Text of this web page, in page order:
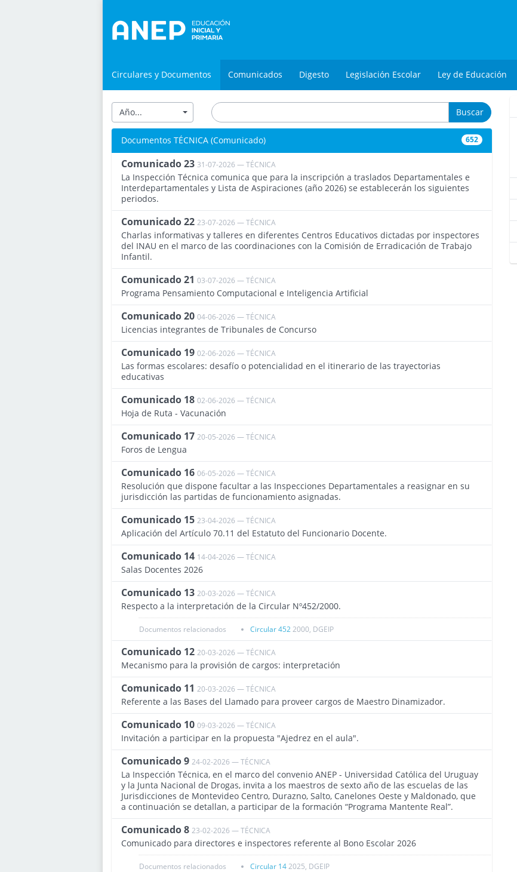
Circulares y Documentos Comunicados Digesto Legislación Escolar Ley de Educación
Año... Buscar
Documentos TÉCNICA (Comunicado) 652
Comunicado 23 31-07-2026 — TÉCNICA
La Inspección Técnica comunica que para la inscripción a traslados Departamentales e
Interdepartamentales y Lista de Aspiraciones (año 2026) se establecerán los siguientes
periodos.
Comunicado 22 23-07-2026 — TÉCNICA
Charlas informativas y talleres en diferentes Centros Educativos dictadas por inspectores
del INAU en el marco de las coordinaciones con la Comisión de Erradicación de Trabajo
Infantil.
Comunicado 21 03-07-2026 — TÉCNICA
Programa Pensamiento Computacional e Inteligencia Artificial
Comunicado 20 04-06-2026 — TÉCNICA
Licencias integrantes de Tribunales de Concurso
Comunicado 19 02-06-2026 — TÉCNICA
Las formas escolares: desafío o potencialidad en el itinerario de las trayectorias
educativas
Comunicado 18 02-06-2026 — TÉCNICA
Hoja de Ruta - Vacunación
Comunicado 17 20-05-2026 — TÉCNICA
Foros de Lengua
Comunicado 16 06-05-2026 — TÉCNICA
Resolución que dispone facultar a las Inspecciones Departamentales a reasignar en su
jurisdicción las partidas de funcionamiento asignadas.
Comunicado 15 23-04-2026 — TÉCNICA
Aplicación del Artículo 70.11 del Estatuto del Funcionario Docente.
Comunicado 14 14-04-2026 — TÉCNICA
Salas Docentes 2026
Comunicado 13 20-03-2026 — TÉCNICA
Respecto a la interpretación de la Circular Nº452/2000.
Documentos relacionados Circular 4522000, DGEIP
Comunicado 12 20-03-2026 — TÉCNICA
Mecanismo para la provisión de cargos: interpretación
Comunicado 11 20-03-2026 — TÉCNICA
Referente a las Bases del Llamado para proveer cargos de Maestro Dinamizador.
Comunicado 10 09-03-2026 — TÉCNICA
Invitación a participar en la propuesta "Ajedrez en el aula".
Comunicado 9 24-02-2026 — TÉCNICA
La Inspección Técnica, en el marco del convenio ANEP - Universidad Católica del Uruguay
y la Junta Nacional de Drogas, invita a los maestros de sexto año de las escuelas de las
Jurisdicciones de Montevideo Centro, Durazno, Salto, Canelones Oeste y Maldonado, que
a continuación se detallan, a participar de la formación “Programa Mantente Real”.
Comunicado 8 23-02-2026 — TÉCNICA
Comunicado para directores e inspectores referente al Bono Escolar 2026
Documentos relacionados Circular 142025, DGEIP